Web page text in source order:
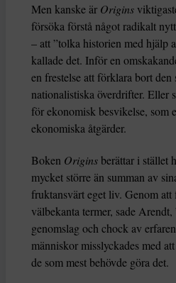
Men kanske är Origins
försöka förstå något radikalt
– att ”tolka historien med hjälp
kallade det. Inför en
en frestelse att förklara bort
nationalistiska överdrifter. Eller
för ekonomisk besvikelse, som
ekonomiska åtgärder.
Boken Originsberättar i stället
mycket större än summan av
fruktansvärt eget liv. Genom
välbekanta termer, sade
genomslag och chock av
människor misslyckades med
de som mest behövde göra det.